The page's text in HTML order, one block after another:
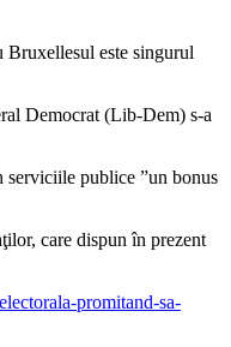
Bruxellesul este singurul
Democrat (Lib-Dem) s-a
serviciile publice ”un bonus
care dispun în prezent
promitand-sa-